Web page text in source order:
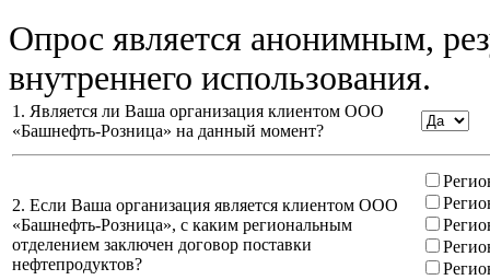
Опрос является анонимным,
внутреннего использования.
1. Является ли Ваша организация клиентом ООО
«Башнефть-Розница» на данный момент?
2. Если Ваша организация является клиентом ООО
«Башнефть-Розница», с каким региональным
отделением заключен договор поставки
нефтепродуктов?